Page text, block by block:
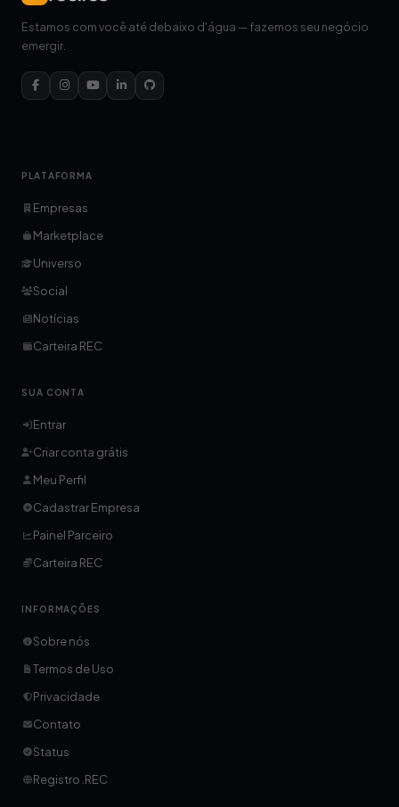
Estamos com você até debaixo d'água — fazemos seu negócio
emergir.
PLATAFORMA
Empresas
Marketplace
Universo
Social
Notícias
Carteira REC
SUA CONTA
Entrar
Criar conta grátis
Meu Perfil
Cadastrar Empresa
Painel Parceiro
Carteira REC
INFORMAÇÕES
Sobre nós
Termos de Uso
Privacidade
Contato
Status
Registro .REC